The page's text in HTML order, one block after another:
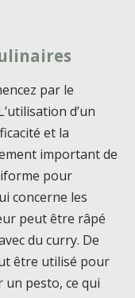
par le
d’un
et la
important de
pour
concerne les
peut être râpé
du curry. De
être utilisé pour
pesto, ce qui